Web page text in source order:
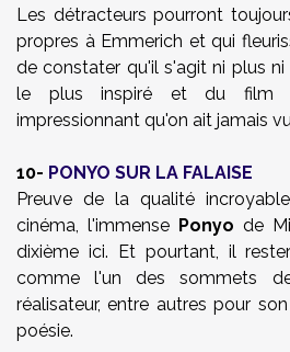
Les détracteurs pourront
propres à Emmerich et qui
de constater qu'il s'agit ni plus
le plus inspiré et du film
impressionnant qu'on ait jamais
10- PONYO SUR LA FALAISE
Preuve de la qualité
cinéma, l'immense Ponyo de
dixième ici. Et pourtant, il
comme l'un des sommets
réalisateur, entre autres pour
poésie.